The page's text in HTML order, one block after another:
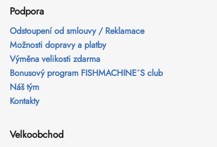
j
e
m
e
Podpora
Odstoupení od smlouvy / Reklamace
Možnosti dopravy a platby
Výměna velikosti zdarma
Bonusový program FISHMACHINE´S club
Náš tým
Kontakty
Velkoobchod